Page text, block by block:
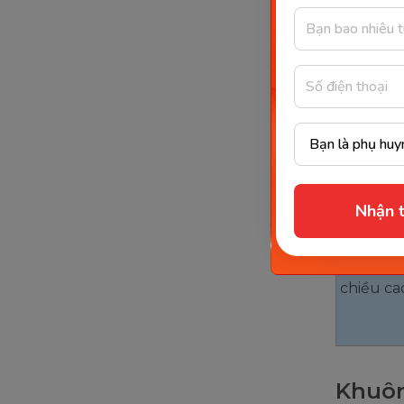
Nhận
chiều